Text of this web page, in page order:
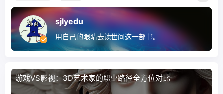
sjlyedu
用自己的眼睛去读世间这一部书。
游戏VS影视：3D艺术家的职业路径全方位对比